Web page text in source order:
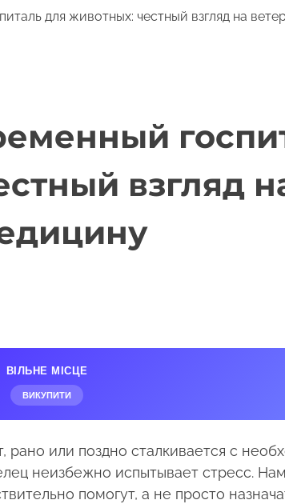
для животных: честный взгляд на
взгляд
ВІЛЬНЕ МІСЦЕ
ВИКУПИТИ
рано или поздно сталкивается с
неизбежно испытывает стресс.
помогут, а не просто